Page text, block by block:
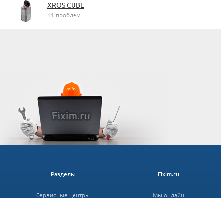
XROS CUBE
11 проблем
Fixim.ru
Мы онлайн
Разделы
Сервисные центры